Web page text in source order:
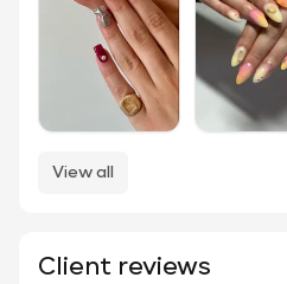
View all
Client reviews